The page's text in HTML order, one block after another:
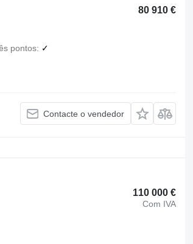
80 910 €
pontos
✓
Contacte o vendedor
110 000 €
Com IVA